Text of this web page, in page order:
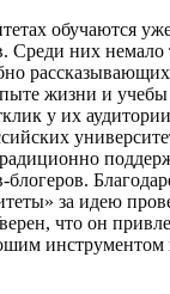
обучаются
Среди них немало
жизни и
у их
блогеров.
за идею
что он
инструментом